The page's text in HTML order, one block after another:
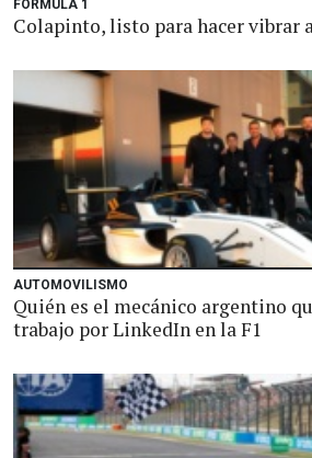
FÓRMULA 1
Colapinto, listo para hacer vibrar
AUTOMOVILISMO
Quién es el mecánico argentino
trabajo por LinkedIn en la F1